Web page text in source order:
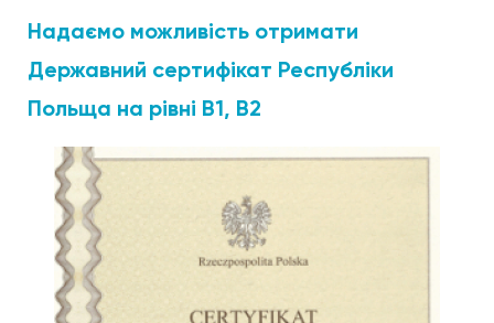
Надаємо можливість отримати
Державний сертифікат Республіки
Польща на рівні В1, В2